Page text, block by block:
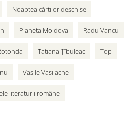
Noaptea cărților deschise
Planeta Moldova Radu Vancu
Tatiana Țîbuleac Top
Vasile Vasilache
literaturii române